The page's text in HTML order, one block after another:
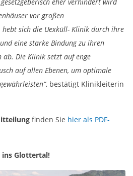
eher verhindert wird
vor großen
sich die Uexküll- Klinik durch ihre
eine starke Bindung zu ihren
Die Klinik setzt auf enge
auf allen Ebenen, um optimale
, bestätigt Klinikleiterin
finden Sie hier als PDF-
ins Glottertal!